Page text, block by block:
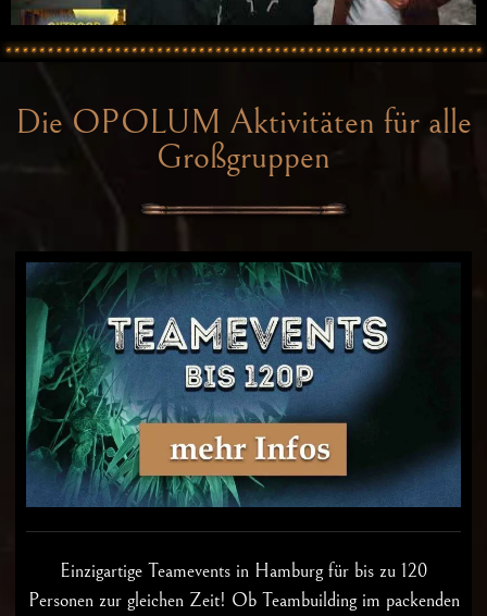
Die OPOLUM Aktivitäten für alle
Großgruppen
Einzigartige Teamevents in Hamburgfür bis zu 120
Personen zur gleichen Zeit! Ob Teambuilding im packenden